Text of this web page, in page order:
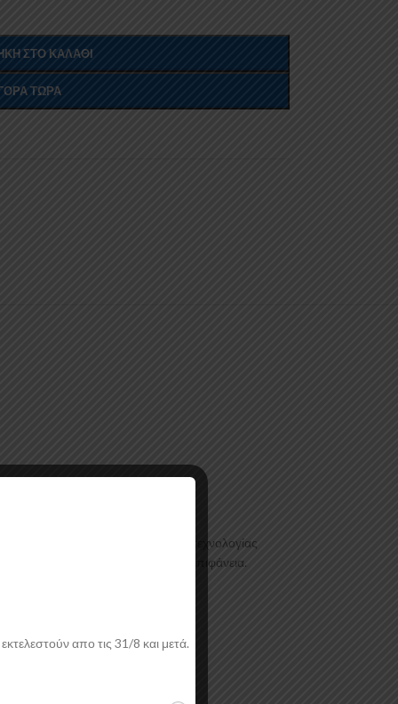
ΣΤΟ ΚΑΛΆΘΙ
ΤΏΡΑ
θερμοδιαμόρφωσης τελευταίας τεχνολογίας
χρώμα και με αντιχαρακτική επιφάνεια.
απο τις 31/8 και μετά.